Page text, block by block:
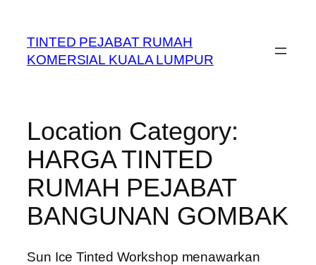
content
TINTED PEJABAT RUMAH
KOMERSIAL KUALA LUMPUR
Location Category:
HARGA TINTED
RUMAH PEJABAT
BANGUNAN GOMBAK
Sun Ice Tinted Workshop menawarkan